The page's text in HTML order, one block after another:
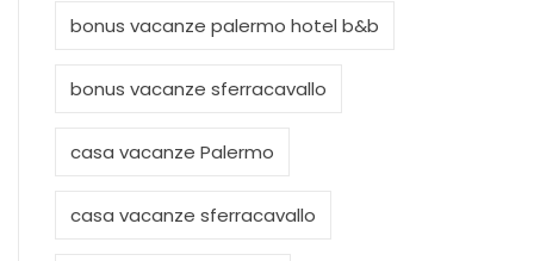
bonus vacanze palermo hotel b&b
bonus vacanze sferracavallo
casa vacanze Palermo
casa vacanze sferracavallo